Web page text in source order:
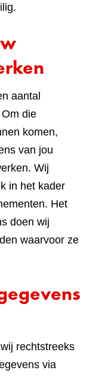
aantal
die
komen,
van jou
Wij
in het kader
Het
doen wij
waarvoor ze
rechtstreeks
via